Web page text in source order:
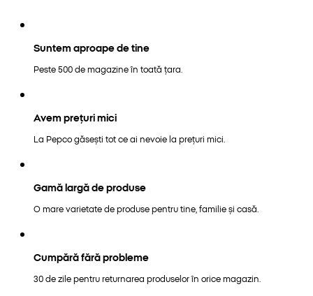
Suntem aproape de tine
Peste 500 de magazine în toată țara.
Avem prețuri mici
La Pepco găsești tot ce ai nevoie la prețuri mici.
Gamă largă de produse
O mare varietate de produse pentru tine, familie și casă.
Cumpără fără probleme
30 de zile pentru returnarea produselor în orice magazin.